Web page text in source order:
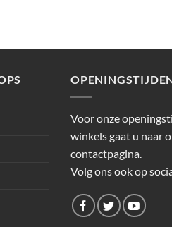
Voor onze
winkels gaat u naar
contactpagina.
Volg ons ook op